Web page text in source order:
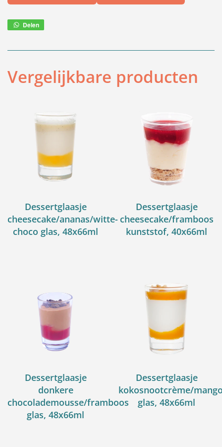
Delen
Vergelijkbare producten
Dessertglaasje
cheesecake/ananas/witte-
choco glas, 48x66ml
Dessertglaasje
cheesecake/framboos
kunststof, 40x66ml
Dessertglaasje
donkere
chocolademousse/framboos
glas, 48x66ml
Dessertglaasje
kokosnootcrème/
glas, 48x66ml